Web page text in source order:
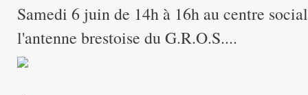
Samedi 6 juin de 14h à 16h au centre
l'antenne brestoise du G.R.O.S....